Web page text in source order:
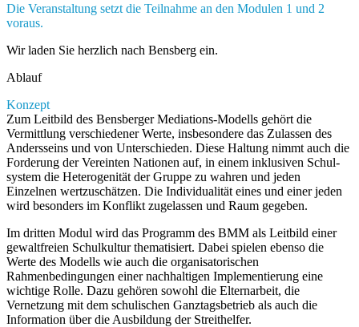
Die Veranstaltung setzt die Teilnahme an den Modulen 1 und 2
voraus.
Wir laden Sie herzlich nach Bensberg ein.
Ablauf
Konzept
Zum Leitbild des Bensberger Mediations-Modells gehört die
Vermittlung verschiedener Werte, insbesondere das Zulassen des
Andersseins und von Unterschieden. Diese Haltung nimmt auch die
Forderung der Vereinten Nationen auf, in einem inklusiven Schul­
system die Heterogenität der Gruppe zu wahren und jeden
Einzelnen wertzuschätzen. Die Individualität eines und einer jeden
wird besonders im Konflikt zugelassen und Raum gegeben.
Im dritten Modul wird das Programm des BMM als Leitbild einer
gewaltfreien Schulkultur thematisiert. Dabei spielen ebenso die
Werte des Modells wie auch die organisatorischen
Rahmenbedingungen einer nachhaltigen Implementierung eine
wichtige Rolle. Dazu gehören sowohl die Elternarbeit, die
Vernetzung mit dem schulischen Ganztagsbetrieb als auch die
Information über die Ausbildung der Streithelfer.